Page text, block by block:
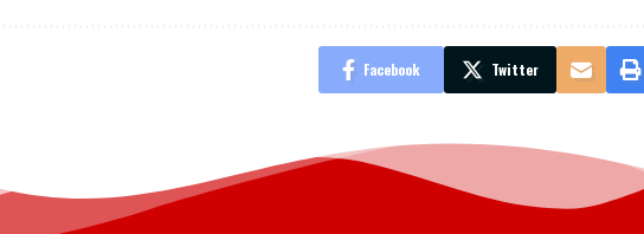
Facebook Twitter